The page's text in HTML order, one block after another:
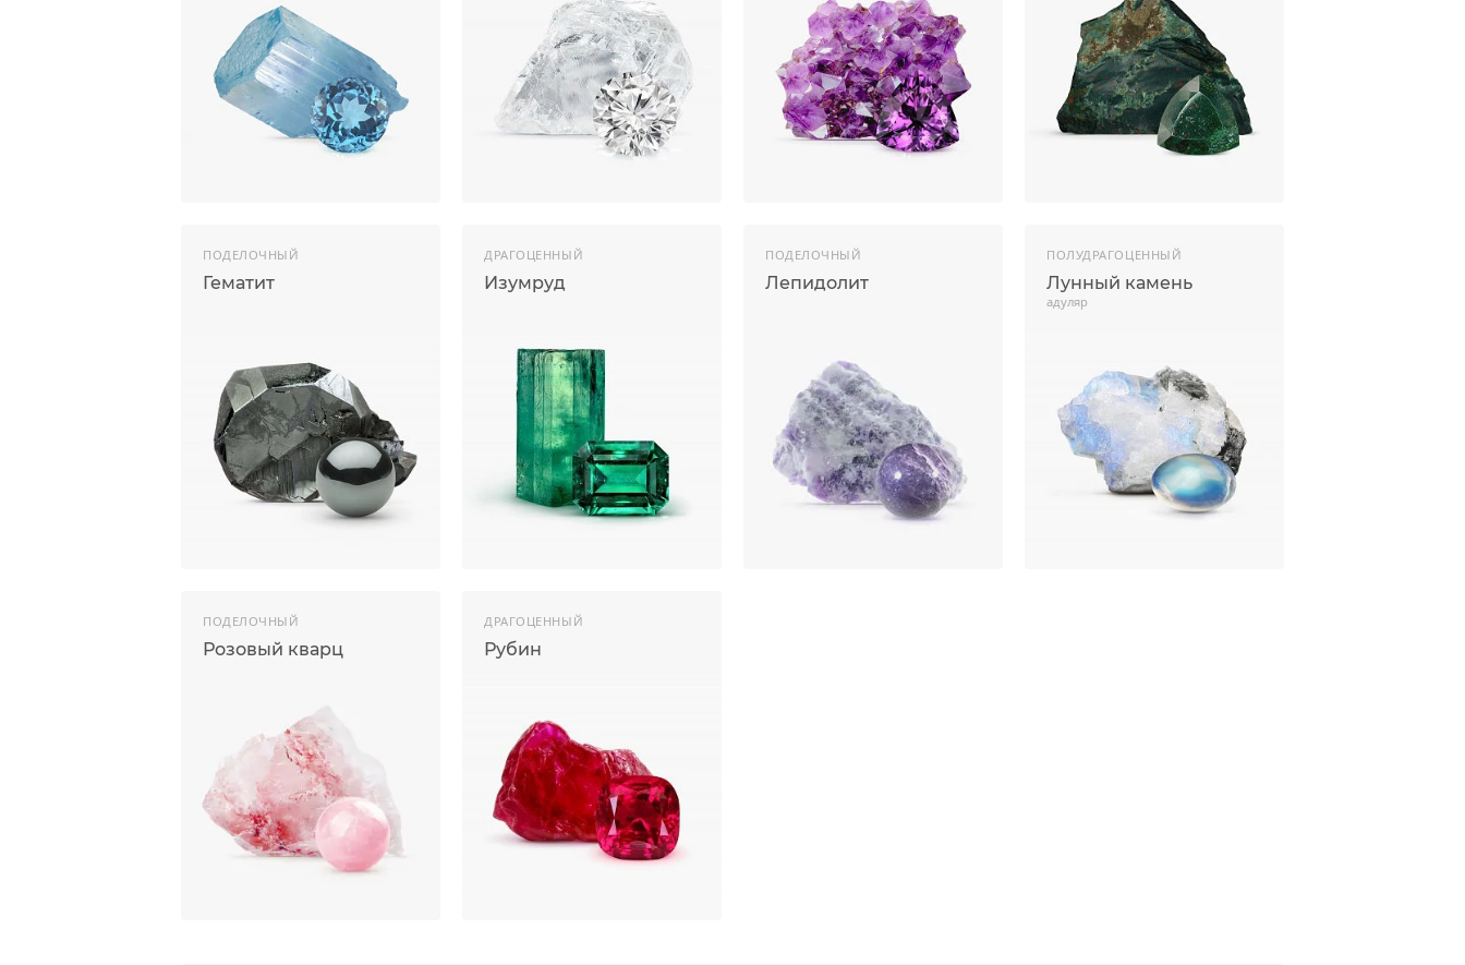
ПОДЕЛОЧНЫЙ
Гематит
ДРАГОЦЕННЫЙ
Изумруд
ПОДЕЛОЧНЫЙ
Лепидолит
ПОЛУДРАГОЦЕННЫЙ
Лунный камень
адуляр
ПОДЕЛОЧНЫЙ
Розовый кварц
ДРАГОЦЕННЫЙ
Рубин